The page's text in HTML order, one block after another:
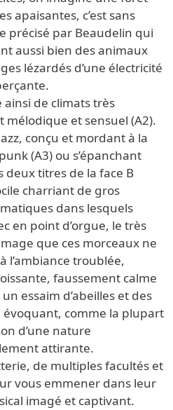
apaisantes, c’est sans
précisé par Beaudelin qui
aussi bien des animaux
lézardés d’une électricité
ainsi de climats très
et sensuel (A2).
conçu et mordant à la
(A3) ou s’épanchant
titres de la face B
charriant de gros
dans lesquels
en point d’orgue, le très
que ces morceaux ne
l’ambiance troublée,
faussement calme
essaim d’abeilles et des
évoquant, comme la plupart
d’une nature
attirante.
de multiples facultés et
vous emmener dans leur
imagé et captivant.